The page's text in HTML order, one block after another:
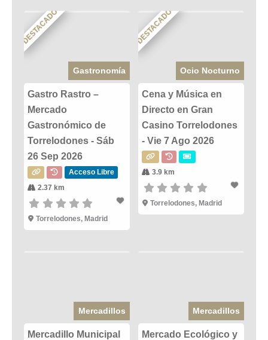
DESTACADO
Gastronomía
Gastro Rastro –
Mercado
Gastronómico de
Torrelodones - Sáb
26 Sep 2026
Acceso Libre
2.37 km
Torrelodones, Madrid
DESTACADO
Ocio Nocturno
Cena y Música en
Directo en Gran
Casino Torrelodones
- Vie 7 Ago 2026
3.9 km
Torrelodones, Madrid
Mercadillos
Mercadillo Municipal
Mercadillos
Mercado Ecológico y